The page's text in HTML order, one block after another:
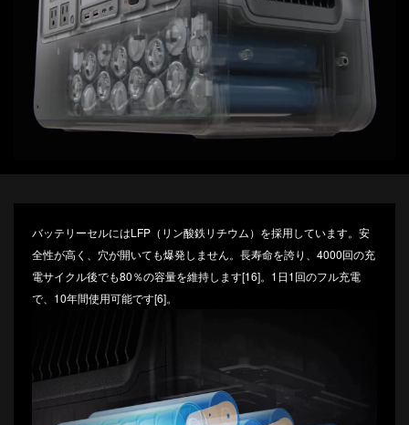
バッテリーセルにはLFP（リン酸鉄リチウム）を採用しています。安
全性が高く、穴が開いても爆発しません。長寿命を誇り、4000回の充
電サイクル後でも80％の容量を維持します[16]。1日1回のフル充電
で、10年間使用可能です[6]。